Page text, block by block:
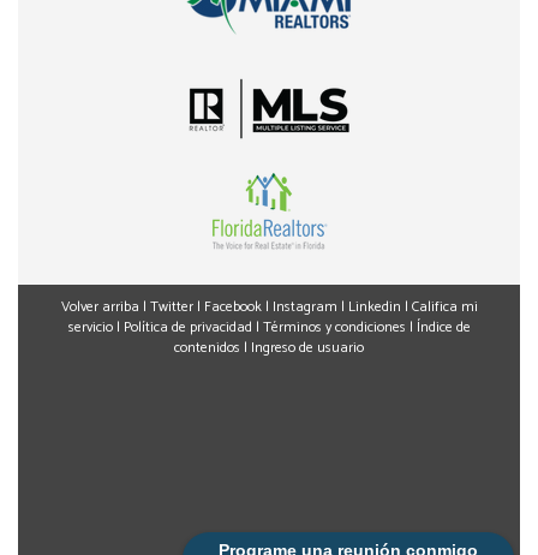
Programe una reunión conmigo
Volver arriba | Twitter| Facebook| Instagram | Linkedin | Califica mi
servicio| Política de privacidad | Términos y condiciones | Índice de
contenidos | Ingreso de usuario